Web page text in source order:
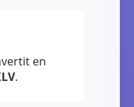
en
.